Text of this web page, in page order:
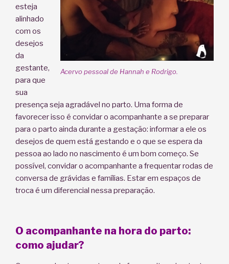
Acervo pessoal de Hannah e Rodrigo.
esteja
alinhado
com os
desejos
da
gestante,
para que
sua
presença seja agradável no parto. Uma forma de
favorecer isso é convidar o acompanhante a se preparar
para o parto ainda durante a gestação: informar a ele os
desejos de quem está gestando e o que se espera da
pessoa ao lado no nascimento é um bom começo. Se
possível, convidar o acompanhante a frequentar rodas de
conversa de grávidas e famílias. Estar em espaços de
troca é um diferencial nessa preparação.
O acompanhante na hora do parto:
como ajudar?